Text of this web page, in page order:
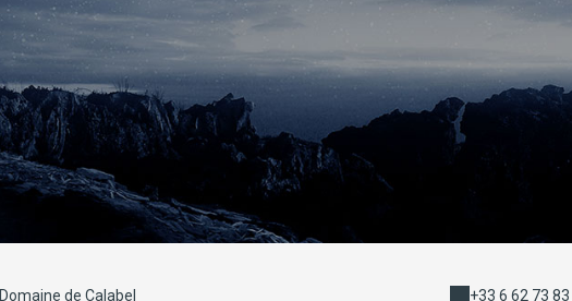
Domaine de Calabel +33 6 62 73